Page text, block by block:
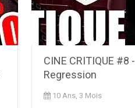
CINE CRITIQUE #8 -
Regression
10 Ans, 3 Mois